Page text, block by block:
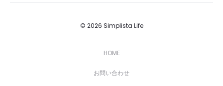
© 2026 Simplista Life
HOME
お問い合わせ